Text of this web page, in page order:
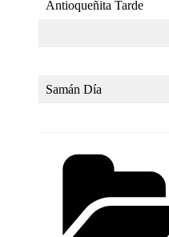
Antioqueñita Tarde
Samán Día